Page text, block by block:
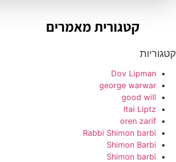
קטגורית מאמרים
קטגוריות
Dov Lipman
george warwar
good will
Itai Liptz
oren zarif
Rabbi Shimon barbi
Shimon Barbi
Shimon barbi